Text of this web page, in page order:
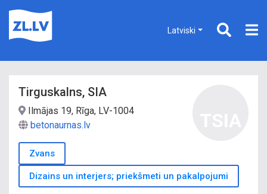
Latviski
Tirguskalns, SIA
Ilmājas 19, Rīga, LV-1004
betonaurnas.lv
Zvans
Dizains un interjers; priekšmeti un pakalpojumi